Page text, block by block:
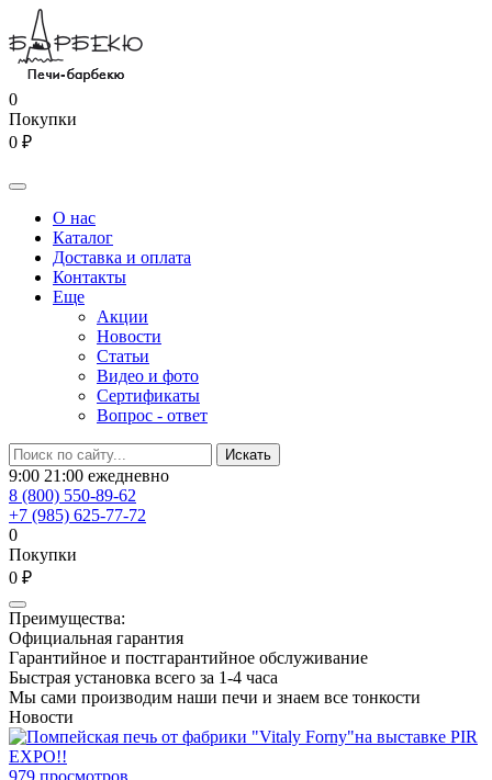
0
Покупки
0 ₽
О нас
Каталог
Доставка и оплата
Контакты
Еще
Акции
Новости
Статьи
Видео и фото
Сертификаты
Вопрос - ответ
9:00 21:00 ежедневно
8 (800) 550-89-62
+7 (985) 625-77-72
0
Покупки
0 ₽
Преимущества:
Официальная гарантия
Гарантийное и постгарантийное обслуживание
Быстрая установка всего за 1-4 часа
Мы сами производим наши печи и знаем все тонкости
Новости
979 просмотров